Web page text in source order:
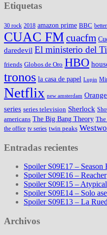
Etiquetas
30 rock 2018 amazon prime BBC
CUAC FMcuacfm
daredevil El ministerio del
friends Globos de Oro HBO
tronos la casa de papel Lupin
Netflix new amsterdam
series series television Sherlock
americans The Big Bang Theory
the office tv series twin peaks
Entradas recientes
Spoiler S09E17 – Season
Spoiler S09E16 – Reacher
Spoiler S09E15 – Atypical
Spoiler S09E14 – Solo
Spoiler S09E13 – La
Archivos